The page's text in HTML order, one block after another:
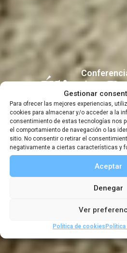
Gestionar
Para ofrecer las mejores experiencias,
cookies para almacenar y/o acceder a la
consentimiento de estas tecnologías nos
el comportamiento de navegación o las
sitio. No consentir o retirar el
negativamente a ciertas características y
Aceptar
Denegar
Ver
Política de cookies Política
Élisée
(1830-
23 MARZO, 2023 |19:00